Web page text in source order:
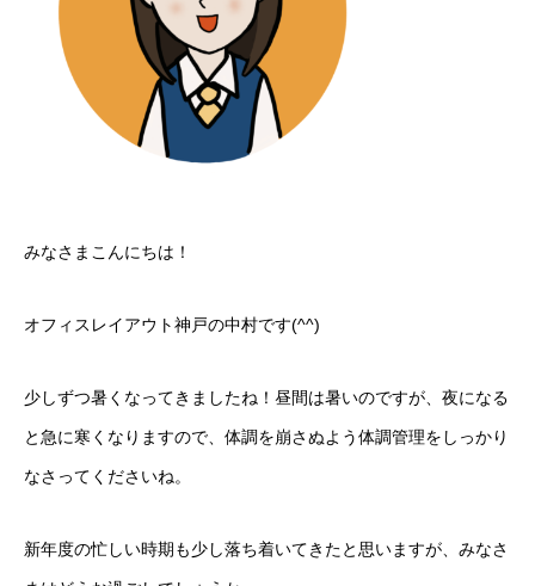
みなさまこんにちは！
オフィスレイアウト神戸の中村です(^^)
少しずつ暑くなってきましたね！昼間は暑いのですが、夜になる
と急に寒くなりますので、体調を崩さぬよう体調管理をしっかり
なさってくださいね。
新年度の忙しい時期も少し落ち着いてきたと思いますが、みなさ